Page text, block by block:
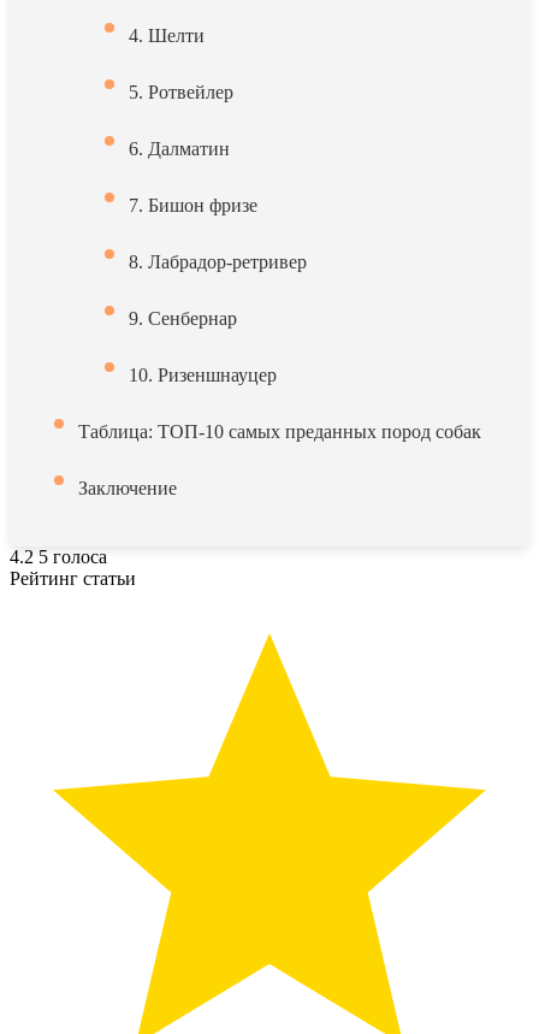
4. Шелти
5. Ротвейлер
6. Далматин
7. Бишон фризе
8. Лабрадор-ретривер
9. Сенбернар
10. Ризеншнауцер
Таблица: ТОП-10 самых преданных пород собак
Заключение
4.2 5 голоса
Рейтинг статьи